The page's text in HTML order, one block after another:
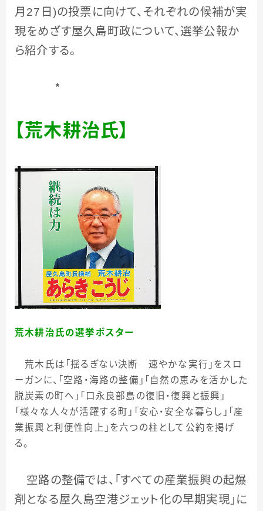
月 27 日 )の投票に向けて、それぞれの候補が実
現をめざす屋久島町政について、選挙公報か
ら紹介する。
＊
【荒木耕治氏】
荒木耕治氏の選挙ポスター
荒木氏は「揺るぎない決断 速やかな実行」をスロ
ーガンに、「空路・海路の整備」「自然の恵みを活かした
脱炭素の町へ」「口永良部島の復旧・復興と振興」
「様々な人々が活躍する町」「安心・安全な暮らし」「産
業振興と利便性向上」を六つの柱として公約を掲げ
る。
空路の整備では、「すべての産業振興の起爆
剤となる屋久島空港ジェット化の早期実現」に